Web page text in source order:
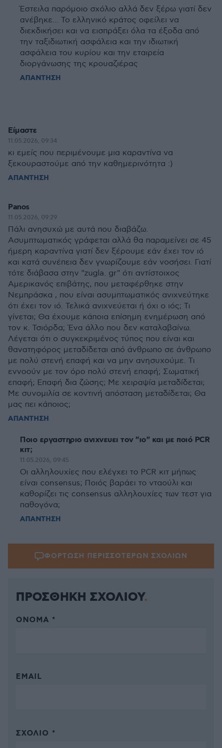
Έστειλα παρόμοιο σχόλιο αλλά δεν ξέρω γιατί δεν
ανέβηκε... Το ελληνικό κράτος οφείλει να
διεκδικήσει και να εισπράξει όλα τα έξοδα από
την ταξιδιωτική ασφάλεια και την ιδιωτική
ασφάλεια του κυρίου και την εταιρεία
διοργάνωσης της κρουαζιέρας
ΑΠΑΝΤΗΣΗ
Είμαστε
11.05.2026, 09:34
κι εμείς που περιμένουμε μια καραντίνα να
ξεκουραστούμε από την καθημερινότητα :)
ΑΠΑΝΤΗΣΗ
Panos
11.05.2026, 09:29
Πάλι ανησυχώ με αυτά που διαβάζω.
Ασυμπτωματικός γράφεται αλλά θα παραμείνει σε 45
ήμερη καραντίνα γιατί δεν ξέρουμε εάν έχει τον ιό
και κατά συνέπεια δεν γνωρίζουμε εάν νοσήσει. Γιατί
τότε διάβασα στην "zugla. gr" ότι αντίστοιχος
Αμερικανός επιβάτης, που μεταφέρθηκε στην
Νεμπράσκα , που είναι ασυμπτωματικός ανιχνεύτηκε
ότι έχει τον ιό. Τελικά ανιχνεύεται ή όχι ο ιός; Τι
γίνεται; Θα έχουμε κάποια επίσημη ενημέρωση από
τον κ. Τσιόρδα; Ένα άλλο που δεν καταλαβαίνω.
Λέγεται ότι ο συγκεκριμένος τύπος που είναι και
θανατηφόρος μεταδίδεται από άνθρωπο σε άνθρωπο
με πολύ στενή επαφή και να μην ανησυχούμε. Τι
εννοούν με τον όρο πολύ στενή επαφή; Σωματική
επαφή; Επαφή δια ζώσης; Με χειραψία μεταδίδεται;
Με συνομιλία σε κοντινή απόσταση μεταδίδεται; Θα
μας πει κάποιος;
ΑΠΑΝΤΗΣΗ
Ποιο εργαστηριο ανιχνευει τον "ιο" και με ποιό PCR
κιτ;
11.05.2026, 09:45
Οι αλληλουχίες που ελέγχει το PCR κιτ μήπως
είναι consensus; Ποιός βαράει το νταούλι και
καθορίζει τις consensus αλληλουχίες των τεστ για
παθογόνα;
ΑΠΑΝΤΗΣΗ
ΦΟΡΤΩΣΗ ΠΕΡΙΣΣΟΤΕΡΩΝ ΣΧΟΛΙΩΝ
ΠΡΟΣΘΗΚΗ ΣΧΟΛΙΟΥ
ΌΝΟΜΑ *
EMAIL
ΣΧΌΛΙΟ *